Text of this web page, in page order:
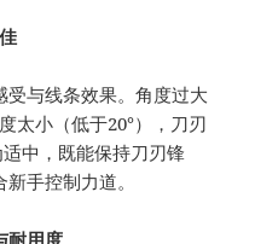
与线条效果。角度过大
太小（低于20°），刀刃
中，既能保持刀刃锋
手控制力道。